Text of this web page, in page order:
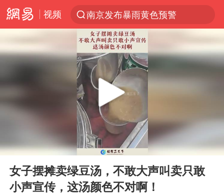
视频
南京发布暴雨黄色预警
上海有出现龙卷潜势
白海豚将给京津冀带来大暴雨
王艺迪2-4不敌张本美和止步4强
国足U17与阿森纳决赛取消 并列冠军
Play
00:00
女子摆摊卖绿豆汤，不敢大声叫卖只敢
小声宣传，这汤颜色不对啊！